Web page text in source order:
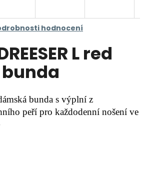
hodnocení
L red
bunda s výplní z
peří pro každodenní nošení ve
HLEDAT